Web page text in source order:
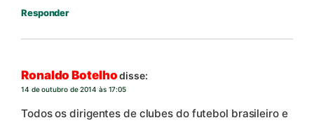
Responder
Ronaldo Botelho disse:
14 de outubro de 2014 às 17:05
Todos os dirigentes de clubes do futebol brasileiro e